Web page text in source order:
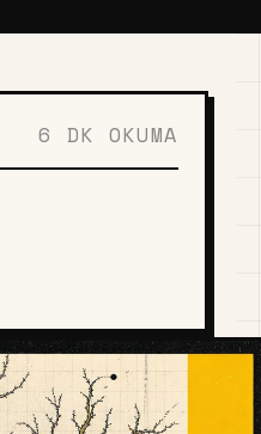
6 DK OKUMA